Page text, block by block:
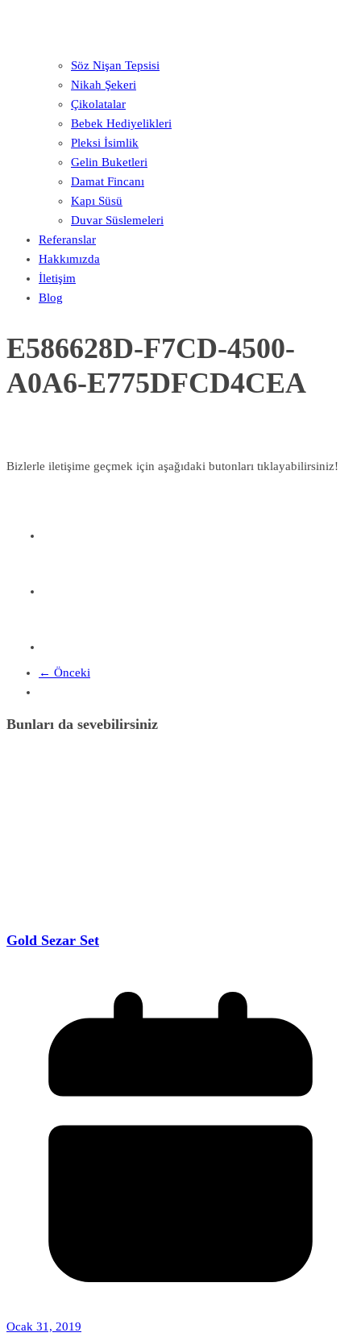
Söz Nişan Tepsisi
Nikah Şekeri
Çikolatalar
Bebek Hediyelikleri
Pleksi İsimlik
Gelin Buketleri
Damat Fincanı
Kapı Süsü
Duvar Süslemeleri
Referanslar
Hakkımızda
İletişim
Blog
E586628D-F7CD-4500-
A0A6-E775DFCD4CEA
Bizlerle iletişime geçmek için aşağıdaki butonları tıklayabilirsiniz!
← Önceki
Bunları da sevebilirsiniz
Gold Sezar Set
Ocak 31, 2019